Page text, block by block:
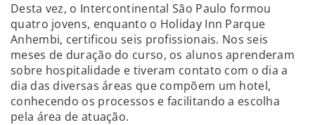
Desta vez, o Intercontinental São Paulo formou
quatro jovens, enquanto o Holiday Inn Parque
Anhembi, certificou seis profissionais. Nos seis
meses de duração do curso, os alunos aprenderam
sobre hospitalidade e tiveram contato com o dia a
dia das diversas áreas que compõem um hotel,
conhecendo os processos e facilitando a escolha
pela área de atuação.